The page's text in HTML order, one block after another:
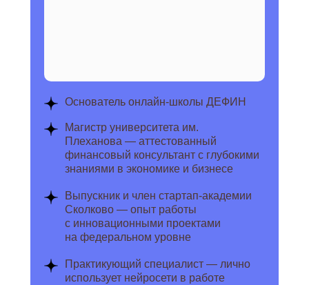
Практикующий специалист — лично
использует нейросети в работе
Выпускник и член стартап-академии
Сколково — опыт работы
с инновационными проектами
на федеральном уровне
Магистр университета им.
Плеханова — аттестованный
финансовый консультант с глубокими
знаниями в экономике и бизнесе
Основатель онлайн-школы ДЕФИН